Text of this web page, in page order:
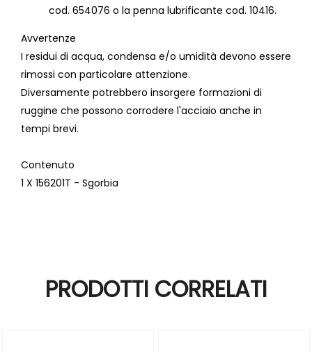
cod. 654076 o la penna lubrificante cod. 10416.
Avvertenze
I residui di acqua, condensa e/o umidità devono essere
rimossi con particolare attenzione.
Diversamente potrebbero insorgere formazioni di
ruggine che possono corrodere l'acciaio anche in
tempi brevi.
Contenuto
1 X 156201T - Sgorbia
PRODOTTI CORRELATI